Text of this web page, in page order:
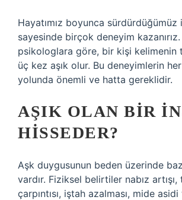
Hayatımız boyunca sürdürdüğümüz
sayesinde birçok deneyim
psikologlara göre, bir kişi kelimenin
üç kez aşık olur. Bu deneyimlerin
yolunda önemli ve hatta gereklidir.
AŞIK OLAN BIR
HISSEDER?
Aşk duygusunun beden üzerinde
vardır. Fiziksel belirtiler nabız
çarpıntısı, iştah azalması, mide